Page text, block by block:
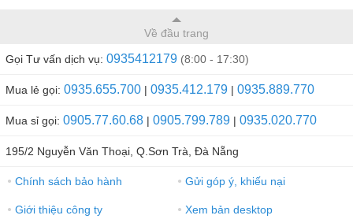
Về đầu trang
Gọi Tư vấn dịch vụ: 0935412179 (8:00 - 17:30)
Mua lẻ gọi: 0935.655.700 | 0935.412.179 | 0935.889.770
Mua sỉ gọi: 0905.77.60.68 | 0905.799.789 | 0935.020.770
195/2 Nguyễn Văn Thoại, Q.Sơn Trà, Đà Nẵng
● Chính sách bảo hành ● Gửi góp ý, khiếu nại
● Giới thiệu công ty ● Xem bản desktop